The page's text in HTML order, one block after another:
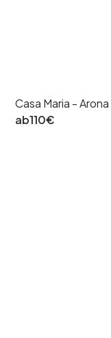
Casa Maria -
ab110€